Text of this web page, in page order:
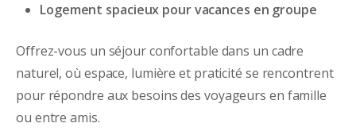
Logement spacieux pour vacances en groupe
Offrez-vous un séjour confortable dans un cadre
naturel, où espace, lumière et praticité se rencontrent
pour répondre aux besoins des voyageurs en famille
ou entre amis.